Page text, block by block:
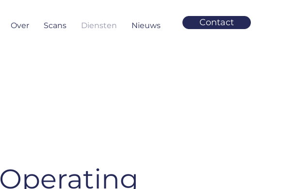
Over Scans Diensten Nieuws Contact
Operating